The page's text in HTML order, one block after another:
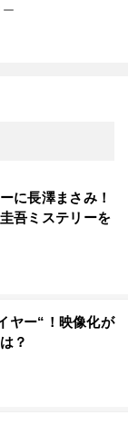
に長澤まさみ！
吾ミステリーを
ヤー“！映像化が
？